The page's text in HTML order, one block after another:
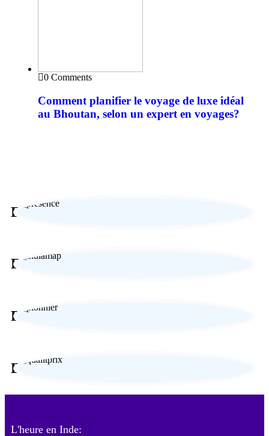
0 Comments
Comment planifier le voyage de luxe idéal
au Bhoutan, selon un expert en voyages?
Expertise locale
Expérience sur-mesure
Paiement sécurisé
Engagement responsable
L'heure en Inde: